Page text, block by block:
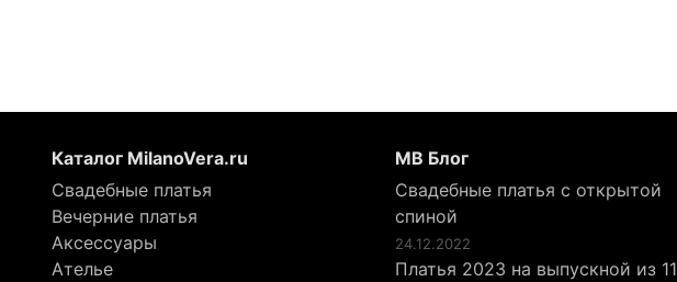
Каталог MilanoVera.ru
Свадебные платья
Вечерние платья
Аксессуары
Ателье
МВ Блог
Свадебные платья с открытой
спиной
24.12.2022
Платья 2023 на выпускной из 11